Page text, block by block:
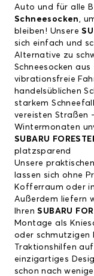
Auto und für alle
Schneesocken
,
bleiben! Unsere
sich einfach und
Alternative zu
Schneesocken
vibrationsfreie
handelsüblichen
starkem
vereisten Straßen
Wintermonaten
SUBARU
platzsparend
Unsere
lassen sich ohne
Kofferraum oder
Außerdem liefern
IhrenSUBARU
Montage als
oder schmutzigen
Traktionshilfen
einzigartiges
schon nach